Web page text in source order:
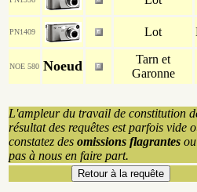
PN1409 Lot
NOE 580 Noeud
Tarn et
Garonne
L'ampleur du travail de constitution
résultat des requêtes est parfois vide
constatez des omissions flagrantes
pas à nous en faire part.